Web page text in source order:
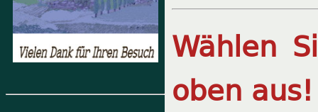
Wählen
oben aus!